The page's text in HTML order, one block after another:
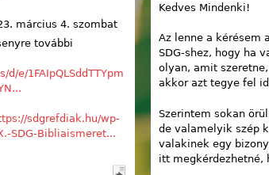
március 4. szombat
további
e/1FAIpQLSddTTYpm
sdgrefdiak.hu/wp-
SDG-Bibliaismeret...
Kedves Mindenki!
Az lenne a kérésem
SDG-shez, hogy ha
olyan, amit
akkor azt tegye fel
Szerintem sokan
de valamelyik szép
valakinek egy
itt megkérdezhetné,